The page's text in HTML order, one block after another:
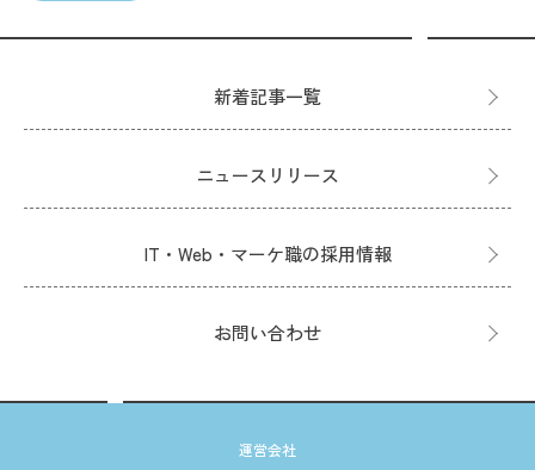
新着記事一覧
ニュースリリース
IT・Web・マーケ職の採用情報
お問い合わせ
運営会社